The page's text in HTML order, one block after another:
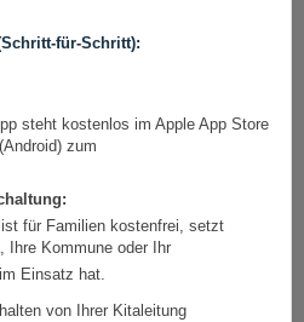
für-Schritt):
kostenlos im Apple App Store
(Android) zum
Familien kostenfrei, setzt
Ihre Kommune oder Ihr
hat.
von Ihrer Kitaleitung